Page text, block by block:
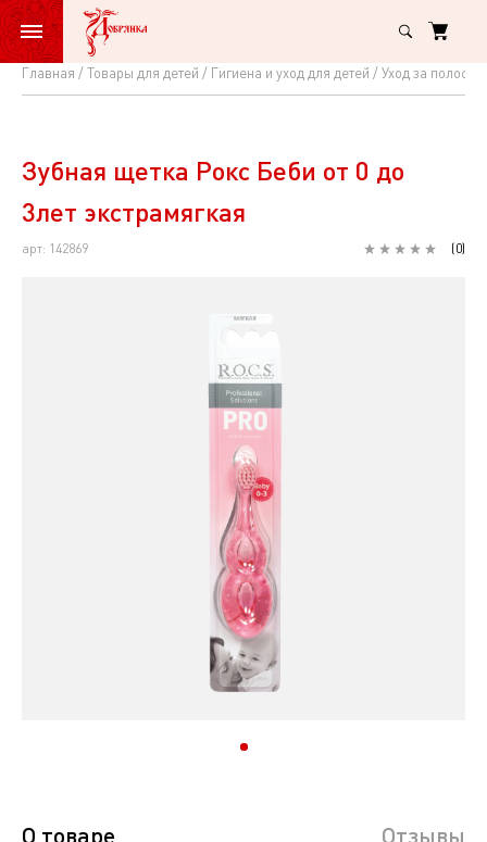
Главная Товары для детей Гигиена и уход для детей Уход за
Зубная
Рокс
Беби
от
экстрамягкая
Зубная щетка Рокс Беби от 0 до
3лет экстрамягкая
арт: 142869 (0)
О товаре Отзывы